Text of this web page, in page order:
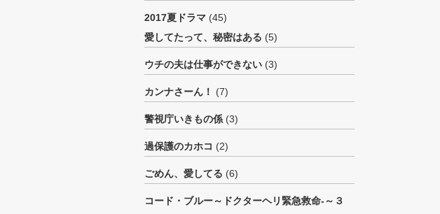
2017夏ドラマ (45)
愛してたって、秘密はある (5)
ウチの夫は仕事ができない (3)
カンナさーん！ (7)
警視庁いきもの係 (3)
過保護のカホコ (2)
ごめん、愛してる (6)
コード・ブルー～ドクターヘリ緊急救命-～３